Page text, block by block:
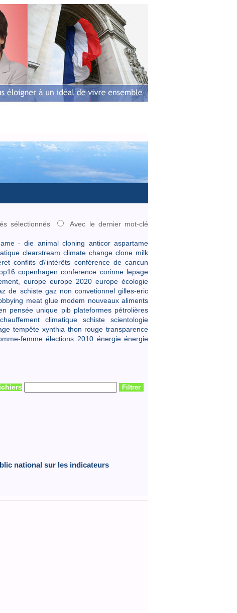
sélectionnés
Avec le dernier mot-clé
ame - die animal cloning anticor aspartame
clearstream climate change clone milk
conflits d\'intérêts conférence de cancun
copenhagen conference corinne lepage
europe europe 2020 europe écologie
de schiste gaz non convetionnel gilles-eric
meat glue modem nouveaux aliments
pensée unique pib plateformes pétrolières
climatique schiste
scientologie
tempête xynthia thon rouge transparence
femme élections 2010 énergie énergie
national sur les indicateurs